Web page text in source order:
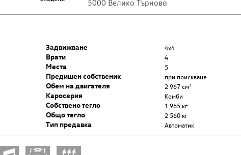
5000 Велико Търново
Задвижване 4x4
Врати 4
Места 5
Предишен собственик при поискване
Обем на двигателя 2 967 cм³
Каросерия Комби
Собствено тегло 1 965 кг
Общо тегло 2 560 кг
Тип предавка Автоматик